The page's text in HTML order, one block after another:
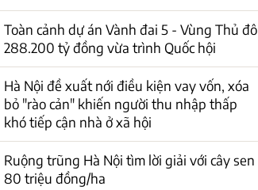
Toàn cảnh dự án Vành đai 5 - Vùng Thủ đô
288.200 tỷ đồng vừa trình Quốc hội
Hà Nội đề xuất nới điều kiện vay vốn, xóa
bỏ "rào cản" khiến người thu nhập thấp
khó tiếp cận nhà ở xã hội
Ruộng trũng Hà Nội tìm lời giải với cây sen
80 triệu đồng/ha